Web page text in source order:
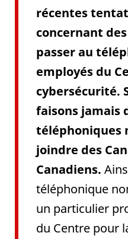
récentes
concernant
passer au
employés du
cybersécurité.
faisons jamais
téléphoniques
joindre des
Canadiens.
téléphonique
un particulier
du Centre pour